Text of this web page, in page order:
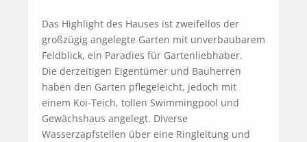
Das Highlight des Hauses ist zweifellos der
großzügig angelegte Garten mit unverbaubarem
Feldblick, ein Paradies für Gartenliebhaber.
Die derzeitigen Eigentümer und Bauherren
haben den Garten pflegeleicht, jedoch mit
einem Koi-Teich, tollen Swimmingpool und
Gewächshaus angelegt. Diverse
Wasserzapfstellen über eine Ringleitung und